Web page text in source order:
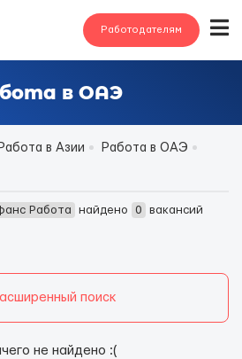
Работодателям
в ОАЭ
Работа в Азии
Работа в ОАЭ
Работа найдено 0
вакансий
поиск
не найдено :(